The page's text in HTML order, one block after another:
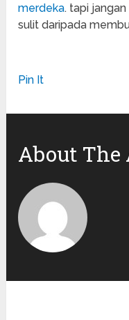
merdeka. tapi
sulit daripada
Pin It
About The